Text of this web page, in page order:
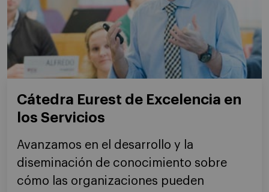
Cátedra Eurest de Excelencia en
los Servicios
Avanzamos en el desarrollo y la
diseminación de conocimiento sobre
cómo las organizaciones pueden